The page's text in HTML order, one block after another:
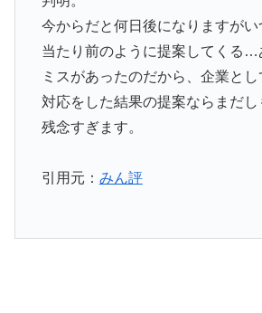
今からだと何日後になりますがい
当たり前のように提案してくる…
ミスがあったのだから、企業と
対応をした結果の提案ならまだし
残念すぎます。
引用元： みん評